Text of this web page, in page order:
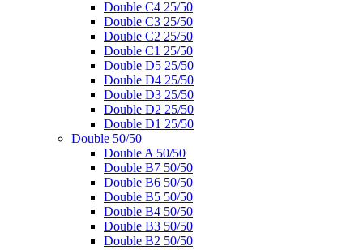
Double C4 25/50
Double C3 25/50
Double C2 25/50
Double C1 25/50
Double D5 25/50
Double D4 25/50
Double D3 25/50
Double D2 25/50
Double D1 25/50
Double 50/50
Double A 50/50
Double B7 50/50
Double B6 50/50
Double B5 50/50
Double B4 50/50
Double B3 50/50
Double B2 50/50